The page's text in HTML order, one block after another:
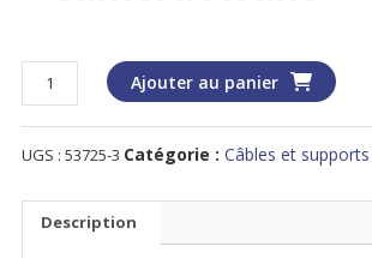
quantité
de
Support
de
Ajouter au panier
UGS : 53725-3 Catégorie : Câbles et supports
Description